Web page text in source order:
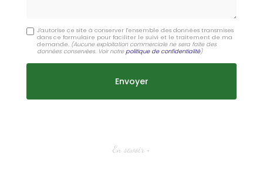
J'autorise ce site à conserver l'ensemble des données transmises
dans ce formulaire pour faciliter le suivi et le traitement de ma
demande. (Aucune exploitation commerciale ne sera faite des
données conservées. Voir notrepolitique de confidentialité)
En savoir +